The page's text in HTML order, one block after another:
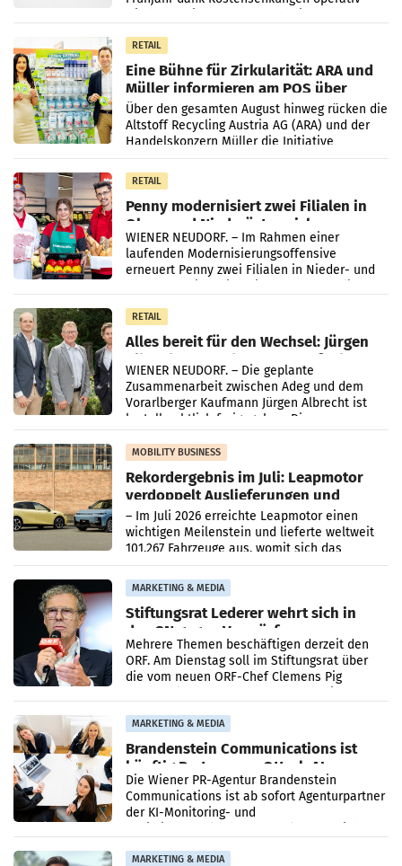
RETAIL
Eine Bühne für Zirkularität: ARA und
Müller informieren am POS über
Kreislauffähigkeit
Über den gesamten August hinweg rücken die
Altstoff Recycling Austria AG (ARA) und der
Handelskonzern Müller die Initiative
„Kreislauf-Helden“ in allen österreichischen
Müller-Filialen
RETAIL
Penny modernisiert zwei Filialen in
Ober- und Niederösterreich
WIENER NEUDORF. – Im Rahmen einer
laufenden Modernisierungsoffensive
erneuert Penny zwei Filialen in Nieder- und
RETAIL
Alles bereit für den Wechsel: Jürgen
Albrecht setzt ab 1.1.2027 auf Adeg
WIENER NEUDORF. – Die geplante
Zusammenarbeit zwischen Adeg und dem
Vorarlberger Kaufmann Jürgen Albrecht ist
kartellrechtlich freigegeben: Die
Bundeswettbewerbsbehörde und der
Bundeskartellanwalt
MOBILITY BUSINESS
Rekordergebnis im Juli: Leapmotor
verdoppelt Auslieferungen und
überschreitet die 100.000er-Marke
– Im Juli 2026 erreichte Leapmotor einen
wichtigen Meilenstein und lieferte weltweit
101.267 Fahrzeuge aus, womit sich das
Ergebnis gegenüber Juli 2025 mehr als
verdoppelte (+102
MARKETING & MEDIA
Stiftungsrat Lederer wehrt sich in
den SN gegen Vorwürfe
Mehrere Themen beschäftigen derzeit den
ORF. Am Dienstag soll im Stiftungsrat über
die vom neuen ORF-Chef Clemens Pig
MARKETING & MEDIA
Brandenstein Communications ist
künftig Partner von OtterlyAI
Die Wiener PR-Agentur Brandenstein
Communications ist ab sofort Agenturpartner
der KI-Monitoring- und
MARKETING & MEDIA